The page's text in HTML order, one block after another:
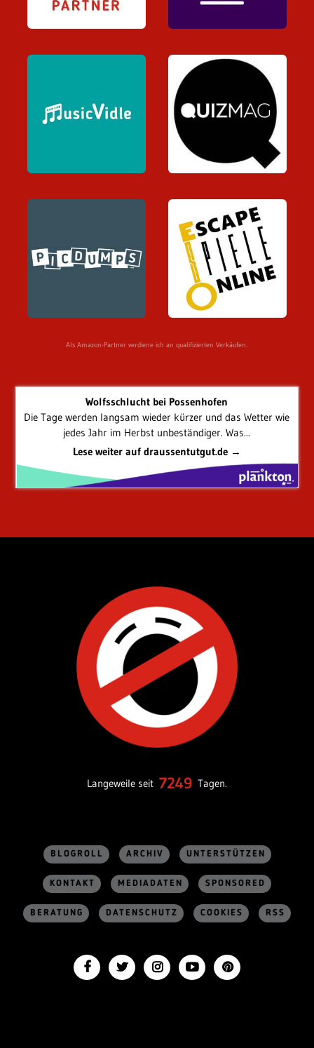
Als Amazon-Partner verdiene ich an qualifizierten Verkäufen.
Wolfsschlucht bei Possenhofen
Die Tage werden langsam wieder kürzer und das Wetter wie
jedes Jahr im Herbst unbeständiger. Was...
Lese weiter auf draussentutgut.de →
Langeweile seit 7249 Tagen.
BLOGROLL ARCHIV UNTERSTÜTZEN
KONTAKT MEDIADATEN SPONSORED
BERATUNG DATENSCHUTZ COOKIES RSS